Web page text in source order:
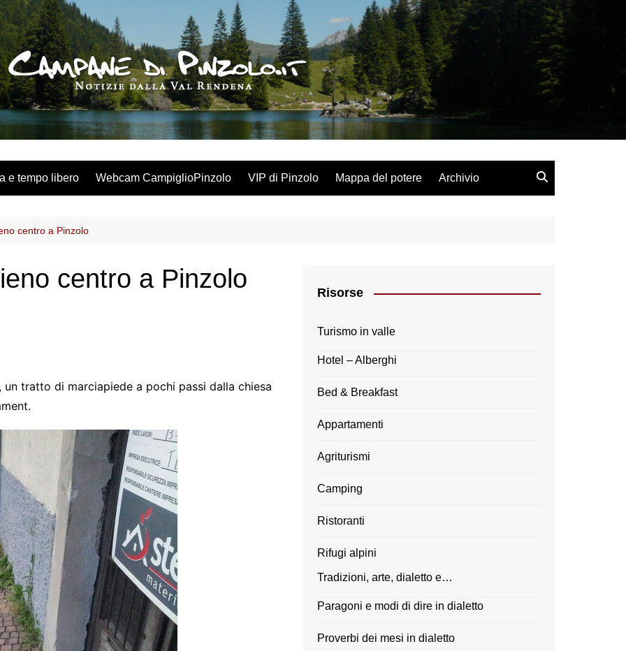
e tempo libero Webcam CampiglioPinzolo VIP di Pinzolo Mappa del potere Archivio
centro a Pinzolo
centro a Pinzolo
tratto di marciapiede a pochi passi dalla chiesa
Risorse
Turismo in valle
Hotel – Alberghi
Bed & Breakfast
Appartamenti
Agriturismi
Camping
Ristoranti
Rifugi alpini
Tradizioni, arte, dialetto e…
Paragoni e modi di dire in dialetto
Proverbi dei mesi in dialetto